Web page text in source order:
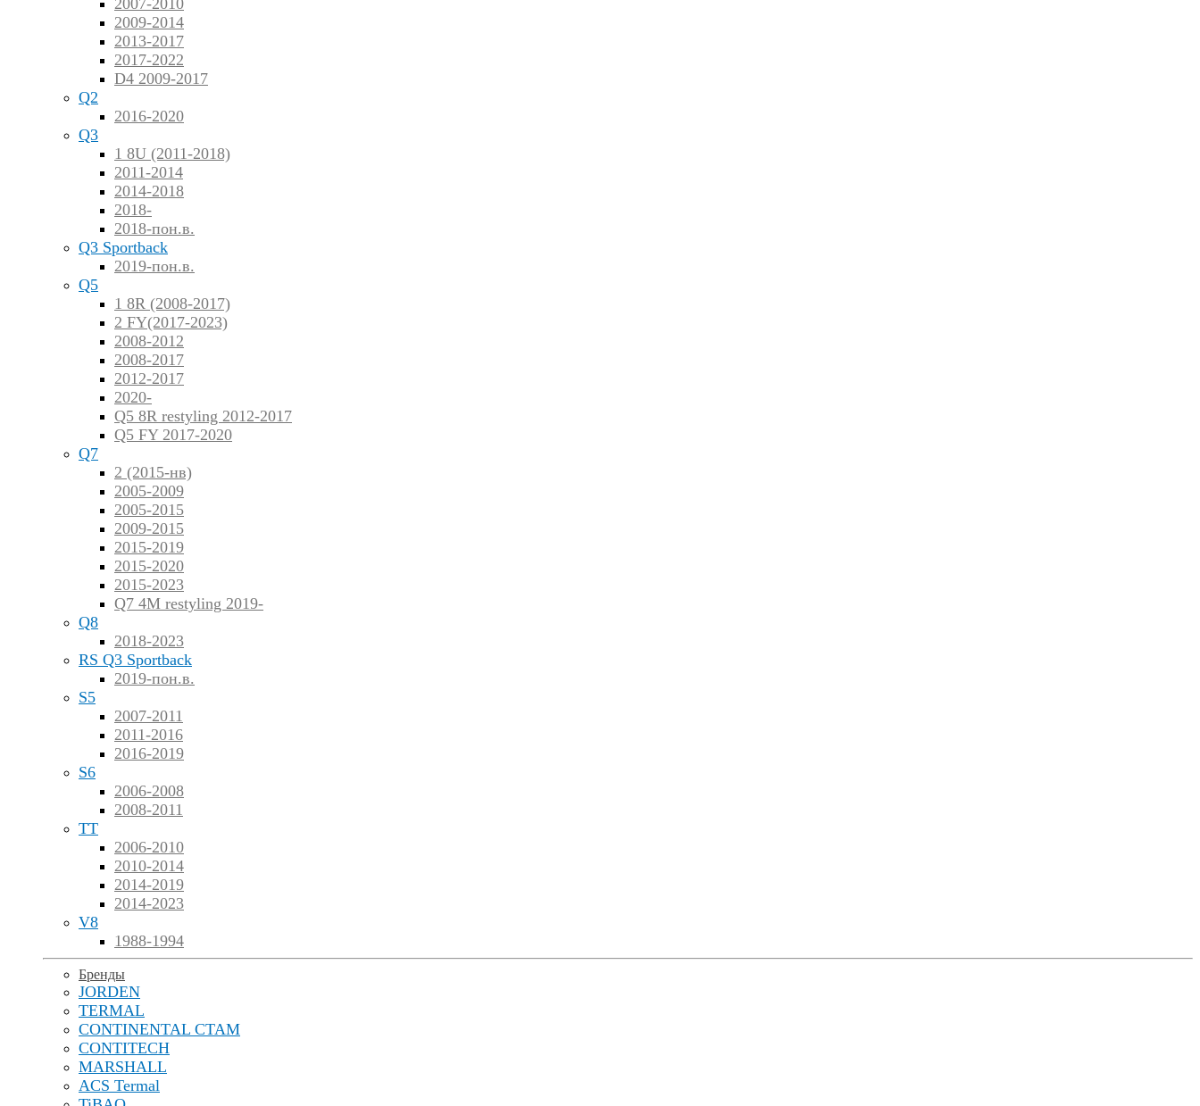
2007-2010
2009-2014
2013-2017
2017-2022
D4 2009-2017
Q2
2016-2020
Q3
1 8U (2011-2018)
2011-2014
2014-2018
2018-
2018-пон.в.
Q3 Sportback
2019-пон.в.
Q5
1 8R (2008-2017)
2 FY(2017-2023)
2008-2012
2008-2017
2012-2017
2020-
Q5 8R restyling 2012-2017
Q5 FY 2017-2020
Q7
2 (2015-нв)
2005-2009
2005-2015
2009-2015
2015-2019
2015-2020
2015-2023
Q7 4M restyling 2019-
Q8
2018-2023
RS Q3 Sportback
2019-пон.в.
S5
2007-2011
2011-2016
2016-2019
S6
2006-2008
2008-2011
TT
2006-2010
2010-2014
2014-2019
2014-2023
V8
1988-1994
Бренды
JORDEN
TERMAL
CONTINENTAL CTAM
CONTITECH
MARSHALL
ACS Termal